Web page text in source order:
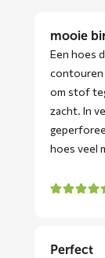
mooie
Een hoes
contouren
om stof
zacht. In
hoes veel
Perfect